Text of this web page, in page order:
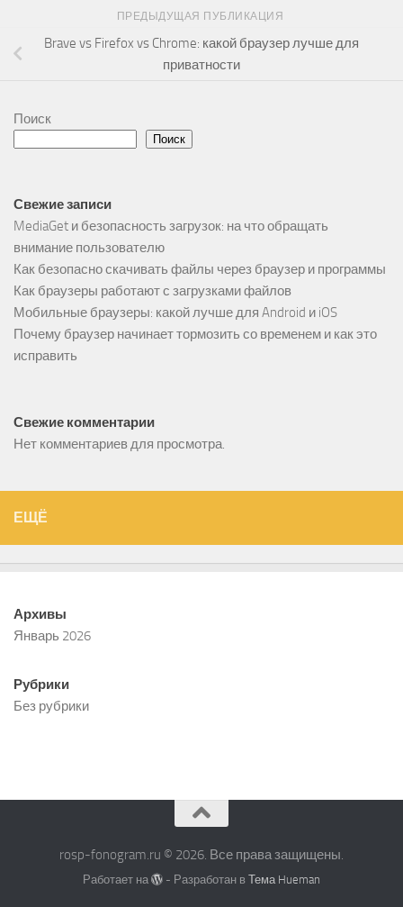
ПРЕДЫДУЩАЯ ПУБЛИКАЦИЯ
Brave vs Firefox vs Chrome: какой браузер лучше для
приватности
Поиск
Поиск
Свежие записи
MediaGet и безопасность загрузок: на что обращать
внимание пользователю
Как безопасно скачивать файлы через браузер и программы
Как браузеры работают с загрузками файлов
Мобильные браузеры: какой лучше для Android и iOS
Почему браузер начинает тормозить со временем и как это
исправить
Свежие комментарии
Нет комментариев для просмотра.
ЕЩЁ
Архивы
Январь 2026
Рубрики
Без рубрики
rosp-fonogram.ru © 2026. Все права защищены.
Работает на - Разработан вТема Hueman